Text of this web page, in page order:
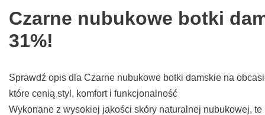
Czarne nubukowe botki
31%!
Sprawdź opis dla Czarne nubukowe botki damskie na
które cenią styl, komfort i funkcjonalność
Wykonane z wysokiej jakości skóry naturalnej nubukowej,